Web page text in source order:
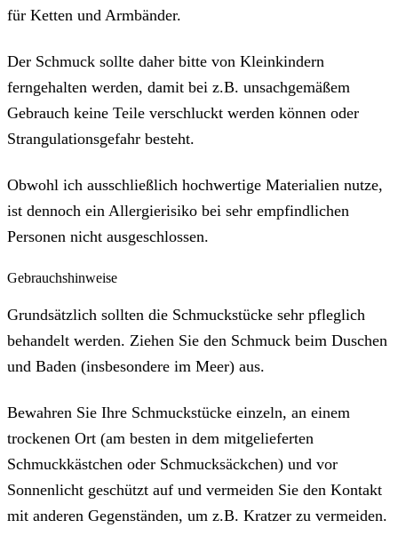
für Ketten und Armbänder.
Der Schmuck sollte daher bitte von Kleinkindern
ferngehalten werden, damit bei z.B. unsachgemäßem
Gebrauch keine Teile verschluckt werden können oder
Strangulationsgefahr besteht.
Obwohl ich ausschließlich hochwertige Materialien nutze,
ist dennoch ein Allergierisiko bei sehr empfindlichen
Personen nicht ausgeschlossen.
Gebrauchshinweise
Grundsätzlich sollten die Schmuckstücke sehr pfleglich
behandelt werden. Ziehen Sie den Schmuck beim Duschen
und Baden (insbesondere im Meer) aus.
Bewahren Sie Ihre Schmuckstücke einzeln, an einem
trockenen Ort (am besten in dem mitgelieferten
Schmuckkästchen oder Schmucksäckchen) und vor
Sonnenlicht geschützt auf und vermeiden Sie den Kontakt
mit anderen Gegenständen, um z.B. Kratzer zu vermeiden.